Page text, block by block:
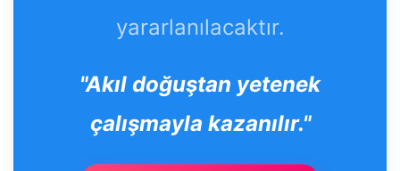
yararlanılacaktır.
"Akıl doğuştan yetenek
çalışmayla kazanılır."